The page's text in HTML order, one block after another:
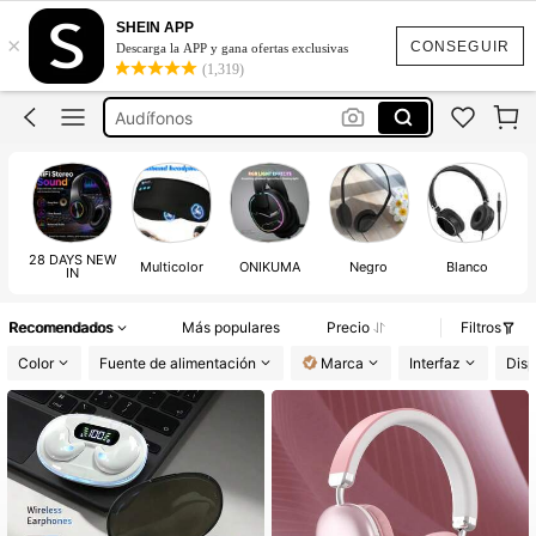
CONSEGUIR
×
SHEIN APP
Descarga la APP y gana ofertas exclusivas
(1,319)
Auriculares
Audifonos Bluetooh
Audífonos
Audífonos De Diadema
Auriculares
Audifonos Bluetooh
28 DAYS NEW
IN Multicolor ONIKUMA Negro Blanco
Recomendados Más populares Precio
Filtros
Color
Fuente de alimentación Marca Interfaz